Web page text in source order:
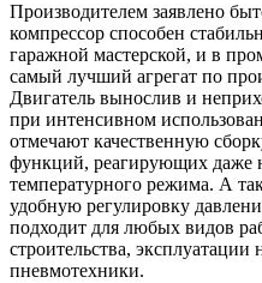
Производителем заявлено
компрессор способен
гаражной мастерской, и в
самый лучший агрегат по
Двигатель вынослив и
при интенсивном
отмечают качественную
функций, реагирующих даже
температурного режима. А
удобную регулировку
подходит для любых видов
строительства,
пневмотехники.